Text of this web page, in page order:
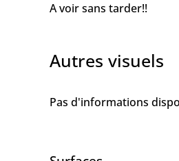
A voir sans tarder!!
Autres visuels
Pas d'informations